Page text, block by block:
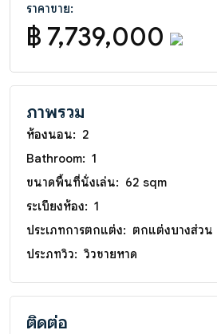
ราคาขาย:
฿ 7,739,000
ภาพรวม
ห้องนอน: 2
Bathroom: 1
ขนาดพื้นที่นั่งเล่น: 62 sqm
ระเบียงห้อง: 1
ประเภทการตกแต่ง: ตกแต่งบางส่วน
ประภทวิว: วิวชายหาด
ติดต่อ